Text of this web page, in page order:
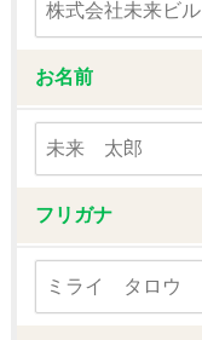
お名前
フリガナ